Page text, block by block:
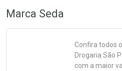
Marca Seda
Confira todos
Drogaria São
com a maior